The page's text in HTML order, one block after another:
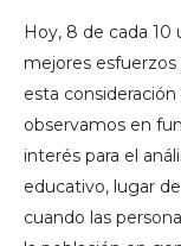
Hoy, 8 de cada 10
mejores
esta
observamos en
interés para el
educativo, lugar
cuando las